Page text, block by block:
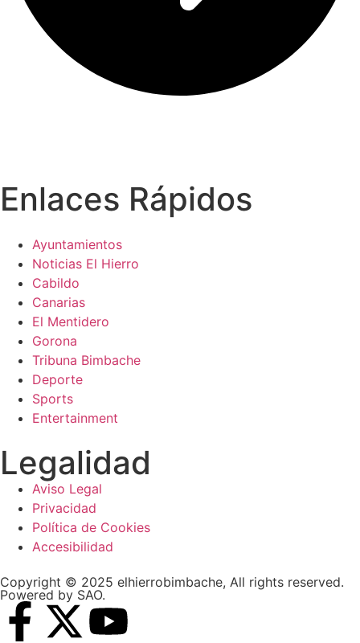
Enlaces Rápidos
Ayuntamientos
Noticias El Hierro
Cabildo
Canarias
El Mentidero
Gorona
Tribuna Bimbache
Deporte
Sports
Entertainment
Legalidad
Aviso Legal
Privacidad
Política de Cookies
Accesibilidad
Copyright © 2025 elhierrobimbache, All rights reserved.
Powered by SAO.